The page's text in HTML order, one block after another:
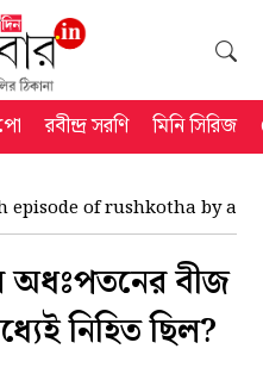
রবীন্দ্র সরণি মিনি সিরিজ
episode of rushkotha by
অধঃপতনের বীজ
নিহিত ছিল?